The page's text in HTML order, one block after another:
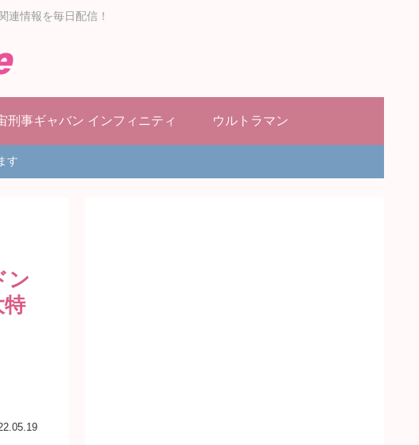
連情報を毎日配信！
刑事ギャバン インフィニティ ウルトラマン
す
ン